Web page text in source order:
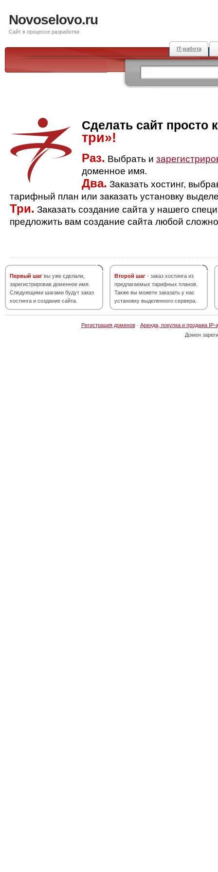
Novoselovo.ru
Сайт в процессе разработки
IT-работа
Сделать сайт просто
три»!
Раз. Выбрать и
доменное имя.
Два. Заказать хостинг,
тарифный план или заказать установку
Три. Заказать создание сайта у нашего
предложить вам создание сайта любой
Первый шаг вы уже сделали,
зарегистрировав доменное имя.
Следующими шагами будут заказ
хостинга и создание сайта.
Второй шаг - заказ хостинга из
предлагаемых тарифных планов.
Также вы можете заказать у нас
установку выделенного сервера.
Регистрация доменов· Аренда, покупка и продажа IP-
Домен